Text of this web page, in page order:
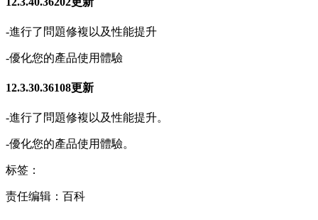
-進行了問題修複以及性能提升
-優化您的產品使用體驗
12.3.30.36108更新
-進行了問題修複以及性能提升。
-優化您的產品使用體驗。
标签：
责任编辑：百科